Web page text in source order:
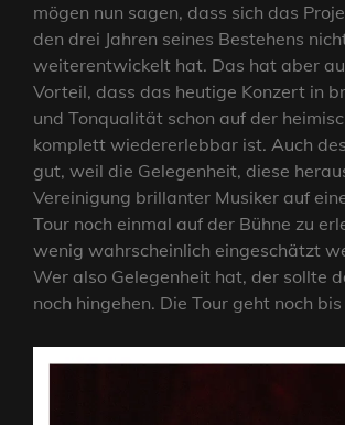
mögen nun sagen, dass sich das
den drei Jahren seines Bestehens
weiterentwickelt hat. Das hat aber
Vorteil, dass das heutige Konzert in
und Tonqualität schon auf der
komplett wiedererlebbar ist. Auch
gut, weil die Gelegenheit, diese
Vereinigung brillanter Musiker auf
Tour noch einmal auf der Bühne zu
wenig wahrscheinlich eingeschätzt
Wer also Gelegenheit hat, der sollte
noch hingehen. Die Tour geht noch bis